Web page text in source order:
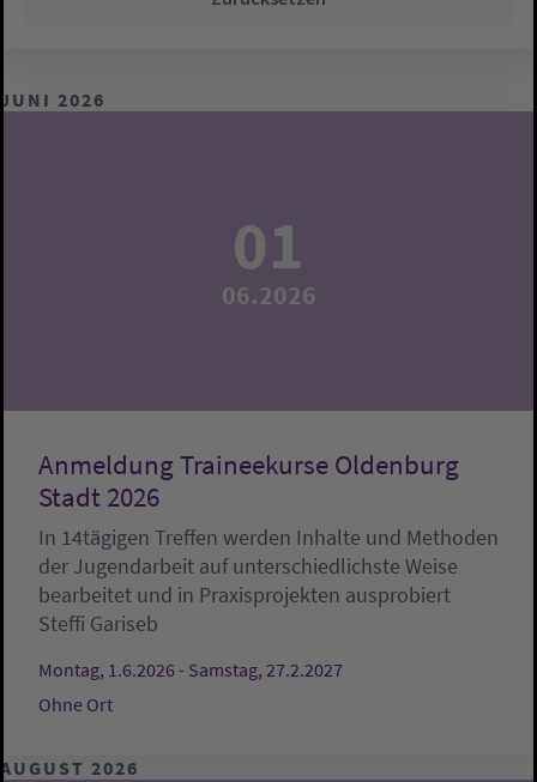
JUNI 2026
01
06.2026
Anmeldung Traineekurse Oldenburg
Stadt 2026
In 14tägigen Treffen werden Inhalte und Methoden
der Jugendarbeit auf unterschiedlichste Weise
bearbeitet und in Praxisprojekten ausprobiert
Steffi Gariseb
Montag, 1.6.2026 - Samstag, 27.2.2027
Ohne Ort
AUGUST 2026